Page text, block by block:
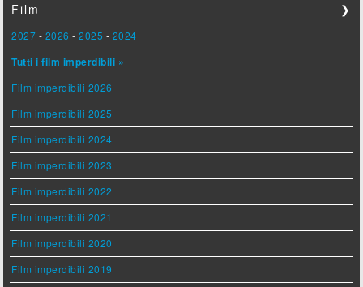
Film ❯
2027 - 2026 -2025 - 2024
Tutti i film imperdibili »
Film imperdibili 2026
Film imperdibili 2025
Film imperdibili 2024
Film imperdibili 2023
Film imperdibili 2022
Film imperdibili 2021
Film imperdibili 2020
Film imperdibili 2019